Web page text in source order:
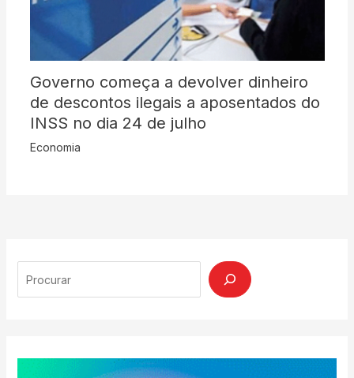
Governo começa a devolver dinheiro
de descontos ilegais a aposentados do
INSS no dia 24 de julho
Economia